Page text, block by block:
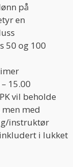
på
en
50 og 100
15.00
vil beholde
med
instruktør
i lukket